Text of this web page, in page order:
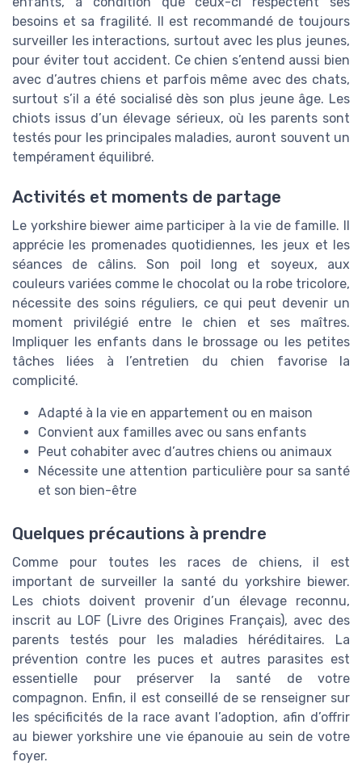
besoins et sa fragilité. Il est recommandé de toujours
surveiller les interactions, surtout avec les plus jeunes,
pour éviter tout accident. Ce chien s’entend aussi bien
avec d’autres chiens et parfois même avec des chats,
surtout s’il a été socialisé dès son plus jeune âge. Les
chiots issus d’un élevage sérieux, où les parents sont
testés pour les principales maladies, auront souvent un
tempérament équilibré.
Activités et moments de partage
Le yorkshire biewer aime participer à la vie de famille. Il
apprécie les promenades quotidiennes, les jeux et les
séances de câlins. Son poil long et soyeux, aux
couleurs variées comme le chocolat ou la robe tricolore,
nécessite des soins réguliers, ce qui peut devenir un
moment privilégié entre le chien et ses maîtres.
Impliquer les enfants dans le brossage ou les petites
tâches liées à l’entretien du chien favorise la
complicité.
Adapté à la vie en appartement ou en maison
Convient aux familles avec ou sans enfants
Peut cohabiter avec d’autres chiens ou animaux
Nécessite une attention particulière pour sa santé
et son bien-être
Quelques précautions à prendre
Comme pour toutes les races de chiens, il est
important de surveiller la santé du yorkshire biewer.
Les chiots doivent provenir d’un élevage reconnu,
inscrit au LOF (Livre des Origines Français), avec des
parents testés pour les maladies héréditaires. La
prévention contre les puces et autres parasites est
essentielle pour préserver la santé de votre
compagnon. Enfin, il est conseillé de se renseigner sur
les spécificités de la race avant l’adoption, afin d’offrir
au biewer yorkshire une vie épanouie au sein de votre
foyer.